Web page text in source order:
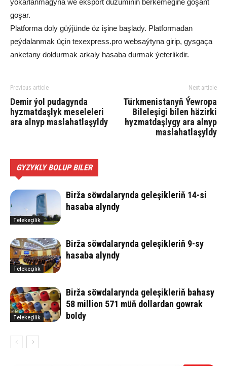
ýokarlanmagyna we eksport düzüminiň berkemegine goşant
goşar.
Platforma doly güýjünde öz işine başlady. Platformadan
peýdalanmak üçin texexpress.pro websaýtyna girip, gysgaça
anketany doldurmak arkaly hasaba durmak ýeterlikdir.
Previous article
Demir ýol pudagynda
hyzmatdaşlyk meseleleri
ara alnyp maslahatlaşyldy
Next article
Türkmenistanyň Ýewropa
Bileleşigi bilen häzirki
hyzmatdaşlygy ara alnyp
maslahatlaşyldy
GYZYKLY BOLUP BILER
Telekeçilik
Birža söwdalarynda geleşikleriň 14-si
hasaba alyndy
Telekeçilik
Birža söwdalarynda geleşikleriň 9-sy
hasaba alyndy
Telekeçilik
Birža söwdalarynda geleşikleriň bahasy
58 million 571 müň dollardan gowrak
boldy